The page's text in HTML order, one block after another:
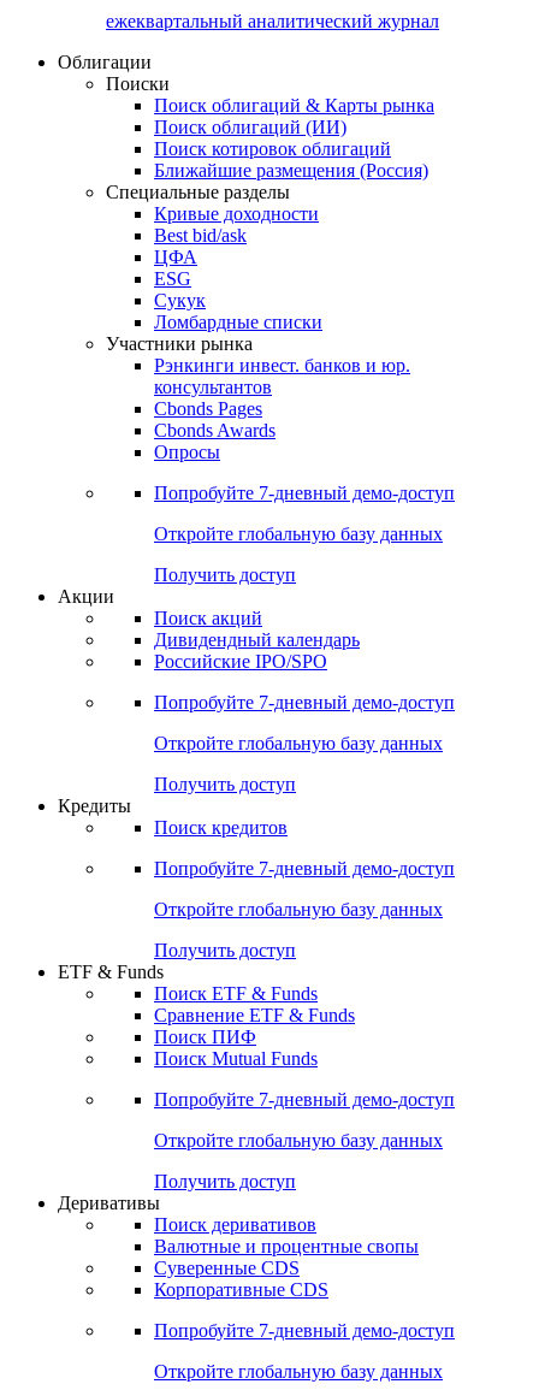
Cbonds Review
ежеквартальный аналитический журнал
Облигации
Поиски
Поиск облигаций & Карты рынка
Поиск облигаций (ИИ)
Поиск котировок облигаций
Ближайшие размещения (Россия)
Специальные разделы
Кривые доходности
Best bid/ask
ЦФА
ESG
Сукук
Ломбардные списки
Участники рынка
Рэнкинги инвест. банков и юр.
Cbonds Pages
Опросы
Попробуйте7-дневный
Откройте глобальную базу данных
Получить доступ
Поиск акций
Российские IPO/SPO
Попробуйте7-дневный
Откройте глобальную базу данных
Получить доступ
Поиск кредитов
Попробуйте7-дневный
Откройте глобальную базу данных
Получить доступ
ETF & Funds
Сравнение ETF & Funds
Поиск Mutual Funds
Попробуйте7-дневный
Откройте глобальную базу данных
Получить доступ
Деривативы
Валютные и процентные свопы
Корпоративные CDS